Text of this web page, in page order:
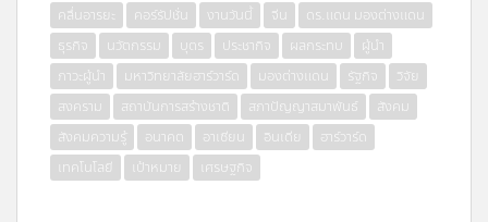
คลื่นอารยะ
คอร์รัปชั่น งานวันนี้ จีน
ดร.แดน มองต่างแดน
ธุรกิจ
นวัตกรรม บุตร ประชากิจ ผลกระทบ
ผู้นำ
ภาวะผู้นำ
มหาวิทยาลัยฮาร์วาร์ด มองต่างแดน รัฐกิจ
วิจัย
สงคราม
สถาบันการสร้างชาติ สภาปัญญาสมาพันธ์
สังคม
สังคมความรู้
อนาคต อาเซียน อินเดีย
ฮาร์วาร์ด
เทคโนโลยี
เป้าหมาย เศรษฐกิจ